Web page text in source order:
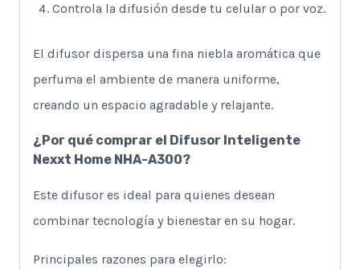
Controla la difusión desde tu celular o por voz.
El difusor dispersa una fina niebla aromática que
perfuma el ambiente de manera uniforme,
creando un espacio agradable y relajante.
¿Por qué comprar el Difusor Inteligente
Nexxt Home NHA-A300?
Este difusor es ideal para quienes desean
combinar tecnología y bienestar en su hogar.
Principales razones para elegirlo: